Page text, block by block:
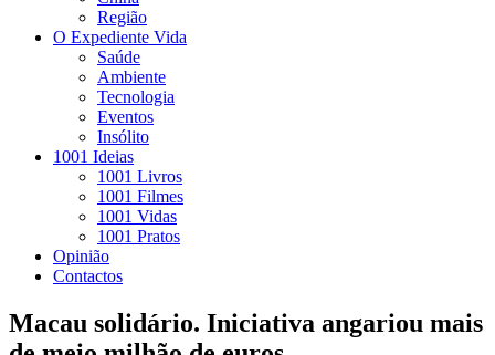
Região
O Expediente Vida
Saúde
Ambiente
Tecnologia
Eventos
Insólito
1001 Ideias
1001 Livros
1001 Filmes
1001 Vidas
1001 Pratos
Opinião
Contactos
Macau solidário. Iniciativa angariou mais